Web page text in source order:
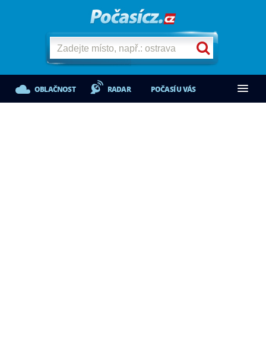
OBLAČNOST RADAR POČASÍ U VÁS